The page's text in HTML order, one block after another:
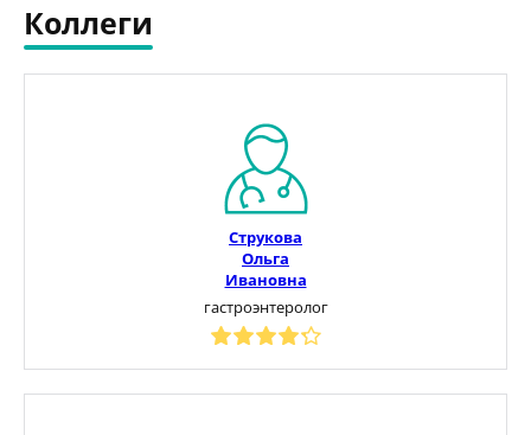
Коллеги
Струкова
Ольга
Ивановна
гастроэнтеролог